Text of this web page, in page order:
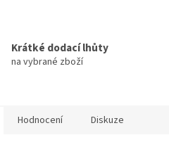
Krátké dodací lhůty
na vybrané zboží
Hodnocení Diskuze